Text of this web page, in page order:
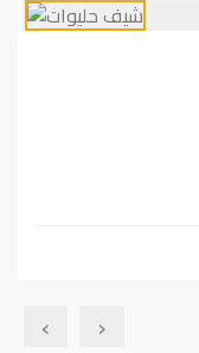
‹
›